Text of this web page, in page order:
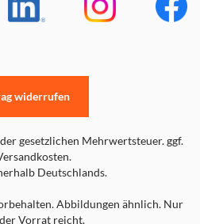
gesetzlichen Mehrwertsteuer. ggf.
Deutschlands.
Abbildungen ähnlich. Nur
Vorrat reicht.
widerrufen